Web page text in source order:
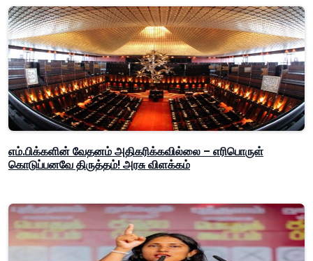
எம்.பிக்களின் வேதனம் அதிகரிக்கவில்லை – எரிபொருள்
கொடுப்பனவே திருத்தம்! அரசு விளக்கம்